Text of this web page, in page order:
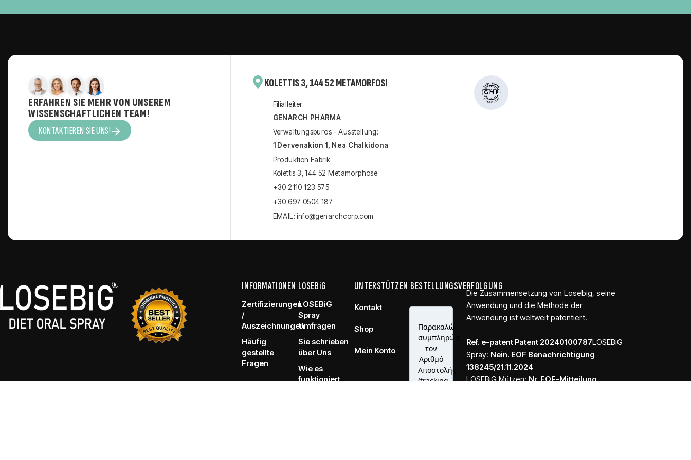
ERFAHREN SIE MEHR VON UNSEREM
WISSENSCHAFTLICHEN TEAM!
KONTAKTIEREN SIE UNS!
KOLETTIS 3, 144 52 METAMORFOSI
Filialleiter:
GENARCH PHARMA
Verwaltungsbüros - Ausstellung:
1 Dervenakion 1, Nea Chalkidona
Produktion Fabrik:
Kolettis 3, 144 52 Metamorphose
+30 2110 123 575
+30 697 0504 187
EMAIL: info@genarchcorp.com
INFORMATIONEN
Zertifizierungen
/
Auszeichnungen
Häufig
gestellte
Fragen
LOSEBiG
LOSEBiG
Spray
Umfragen
Sie schrieben
über Uns
Wie es
funktioniert
UNTERSTÜTZEN
Kontakt
Shop
Mein Konto
BESTELLUNGSVERFOLGUNG
Die Zusammensetzung von Losebig, seine
Anwendung und die Methode der
Anwendung ist weltweit patentiert.
Ref. e-patent Patent 20240100787LOSEBiG
Spray: Nein. EOF Benachrichtigung
138245/21.11.2024
LOSEBiG Mützen:Nr. EOF-Mitteilung